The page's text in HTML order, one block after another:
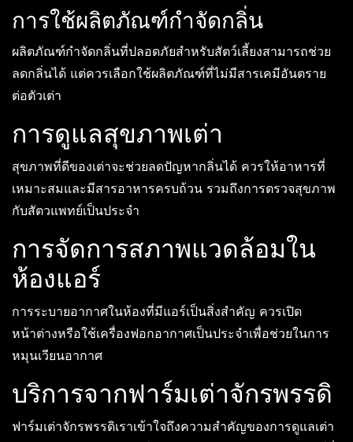
การใช้ผลิตภัณฑ์กำจัดกลิ่น
ผลิตภัณฑ์กำจัดกลิ่นที่ปลอดภัยสำหรับสัตว์เลี้ยงสามารถช่วย
ลดกลิ่นได้ แต่ควรเลือกใช้ผลิตภัณฑ์ที่ไม่มีสารเคมีอันตราย
ต่อตัวเต่า
การดูแลสุขภาพเต่า
สุขภาพที่ดีของเต่าจะช่วยลดปัญหากลิ่นได้ ควรให้อาหารที่
เหมาะสมและมีสารอาหารครบถ้วน รวมถึงการตรวจสุขภาพ
กับสัตวแพทย์เป็นประจำ
การจัดการสภาพแวดล้อมใน
ห้องแอร์
การระบายอากาศในห้องที่มีแอร์เป็นสิ่งสำคัญ ควรเปิด
หน้าต่างหรือใช้เครื่องฟอกอากาศเป็นประจำเพื่อช่วยในการ
หมุนเวียนอากาศ
บริการจากฟาร์มเต่าจักรพรรดิ
ฟาร์มเต่าจักรพรรดิเราเข้าใจถึงความสำคัญของการดูแลเต่า